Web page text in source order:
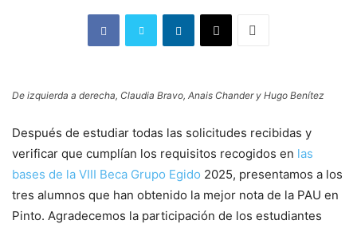
De izquierda a derecha, Claudia Bravo, Anais Chander y Hugo Benítez
Después de estudiar todas las solicitudes recibidas y
verificar que cumplían los requisitos recogidos en las
bases de la VIII Beca Grupo Egido 2025, presentamos a los
tres alumnos que han obtenido la mejor nota de la PAU en
Pinto. Agradecemos la participación de los estudiantes